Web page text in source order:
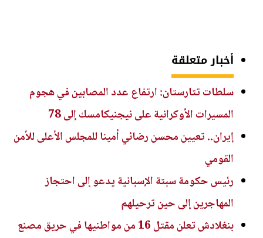
أخبار متعلقة
سلطات تتارستان: ارتفاع عدد المصابين في هجوم
المسيرات الأوكرانية على نيجنيكامسك إلى 78
إيران.. تعيين محسن رضائي أمينا للمجلس الأعلى للأمن
القومي
رئيس حكومة سبتة الإسبانية يدعو إلى احتجاز
المهاجرين إلى حين ترحيلهم
بنغلادش تعلن مقتل 16 من مواطنيها في حريق مصنع